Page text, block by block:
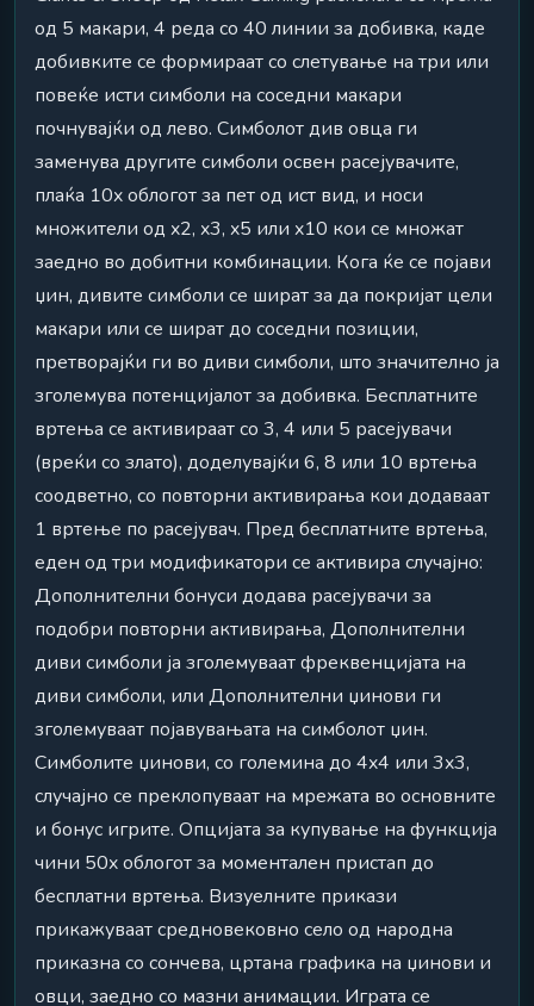
од 5 макари, 4 реда со 40 линии за добивка, каде
добивките се формираат со слетување на три или
повеќе исти симболи на соседни макари
почнувајќи од лево. Симболот див овца ги
заменува другите симболи освен расејувачите,
плаќа 10x облогот за пет од ист вид, и носи
множители од x2, x3, x5 или x10 кои се множат
заедно во добитни комбинации. Кога ќе се појави
џин, дивите симболи се шират за да покријат цели
макари или се шират до соседни позиции,
претворајќи ги во диви симболи, што значително ја
зголемува потенцијалот за добивка. Бесплатните
вртења се активираат со 3, 4 или 5 расејувачи
(вреќи со злато), доделувајќи 6, 8 или 10 вртења
соодветно, со повторни активирања кои додаваат
1 вртење по расејувач. Пред бесплатните вртења,
еден од три модификатори се активира случајно:
Дополнителни бонуси додава расејувачи за
подобри повторни активирања, Дополнителни
диви симболи ја зголемуваат фреквенцијата на
диви симболи, или Дополнителни џинови ги
зголемуваат појавувањата на симболот џин.
Симболите џинови, со големина до 4x4 или 3x3,
случајно се преклопуваат на мрежата во основните
и бонус игрите. Опцијата за купување на функција
чини 50x облогот за моментален пристап до
бесплатни вртења. Визуелните прикази
прикажуваат средновековно село од народна
приказна со сончева, цртана графика на џинови и
овци, заедно со мазни анимации. Играта се